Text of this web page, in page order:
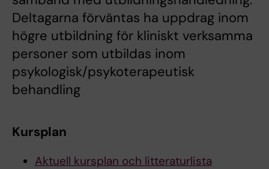
Deltagarna förväntas ha uppdrag inom
högre utbildning för kliniskt verksamma
personer som utbildas inom
psykologisk/psykoterapeutisk
behandling
Kursplan
Aktuell kursplan och litteraturlista